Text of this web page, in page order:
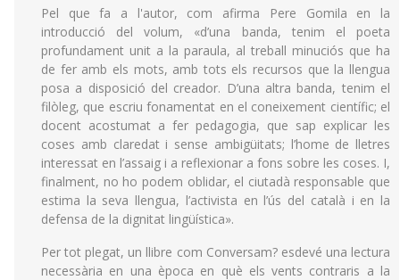
Pel que fa a l'autor, com afirma Pere Gomila en la
introducció del volum, «d’una banda, tenim el poeta
profundament unit a la paraula, al treball minuciós que ha
de fer amb els mots, amb tots els recursos que la llengua
posa a disposició del creador. D’una altra banda, tenim el
filòleg, que escriu fonamentat en el coneixement científic; el
docent acostumat a fer pedagogia, que sap explicar les
coses amb claredat i sense ambigüitats; l’home de lletres
interessat en l’assaig i a reflexionar a fons sobre les coses. I,
finalment, no ho podem oblidar, el ciutadà responsable que
estima la seva llengua, l’activista en l’ús del català i en la
defensa de la dignitat lingüística».
Per tot plegat, un llibre com Conversam? esdevé una lectura
necessària en una època en què els vents contraris a la